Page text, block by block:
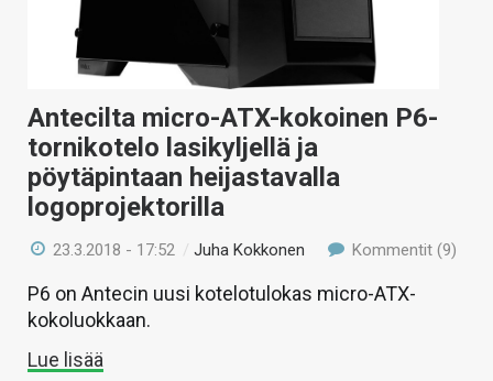
Antecilta micro-ATX-kokoinen P6-
tornikotelo lasikyljellä ja
pöytäpintaan heijastavalla
logoprojektorilla
23.3.2018 - 17:52 /Juha Kokkonen Kommentit (9)
P6 on Antecin uusi kotelotulokas micro-ATX-
kokoluokkaan.
Lue lisää